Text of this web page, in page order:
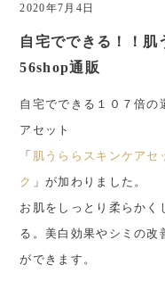
2020年7月4日
自宅でできる！！肌
56shop通販
自宅でできる１０７倍の
アセット
「 肌うららスキンケアセ
ク 」が加わりました。
お肌をしっとり柔らかく
る。美白効果やシミの改
ができます。